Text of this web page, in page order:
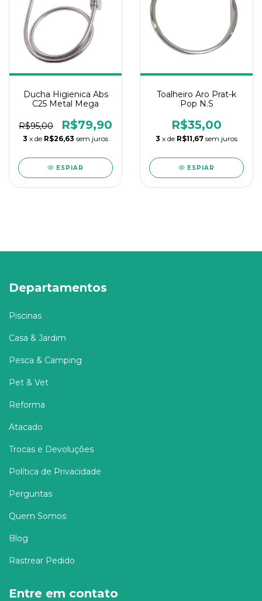
Ducha Higienica Abs
C25 Metal Mega
R$95,00 R$79,90
3 x de R$26,63 sem juros
ESPIAR
Toalheiro Aro Prat-k
Pop N.S
R$35,00
3 x de R$11,67 sem juros
ESPIAR
Departamentos
Piscinas
Casa & Jardim
Pesca & Camping
Pet & Vet
Reforma
Atacado
Trocas e Devoluções
Política de Privacidade
Perguntas
Quem Somos
Blog
Rastrear Pedido
Entre em contato